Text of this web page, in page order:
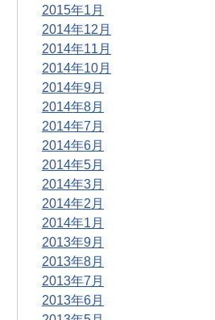
2015年1月
2014年12月
2014年11月
2014年10月
2014年9月
2014年8月
2014年7月
2014年6月
2014年5月
2014年3月
2014年2月
2014年1月
2013年9月
2013年8月
2013年7月
2013年6月